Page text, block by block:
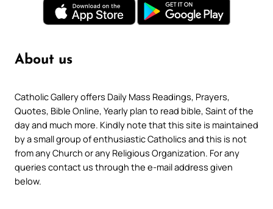
About us
Catholic Gallery offers Daily Mass Readings, Prayers,
Quotes, Bible Online, Yearly plan to read bible, Saint of the
day and much more. Kindly note that this site is maintained
by a small group of enthusiastic Catholics and this is not
from any Church or any Religious Organization. For any
queries contact us through the e-mail address given
below.